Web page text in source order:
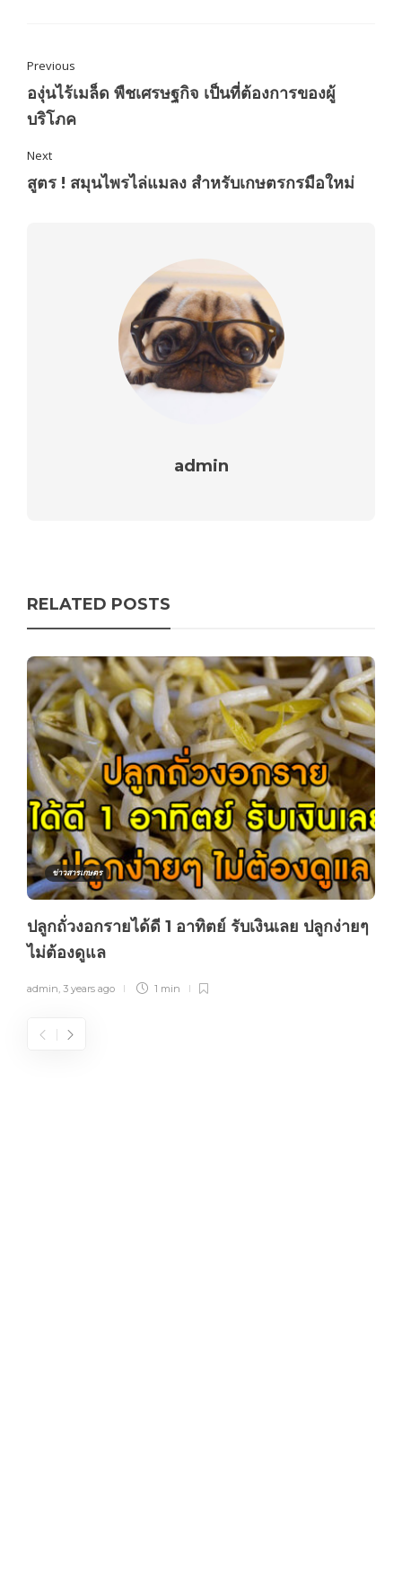
Previous
องุ่นไร้เมล็ด พืชเศรษฐกิจ เป็นที่ต้องการของผู้
บริโภค
Next
สูตร ! สมุนไพรไล่แมลง สำหรับเกษตรกรมือใหม่
admin
RELATED POSTS
ข่าวสารเกษตร
ปลูกถั่วงอกรายได้ดี 1 อาทิตย์ รับเงินเลย ปลูกง่ายๆ
ไม่ต้องดูแล
admin, 3 years ago 1 min